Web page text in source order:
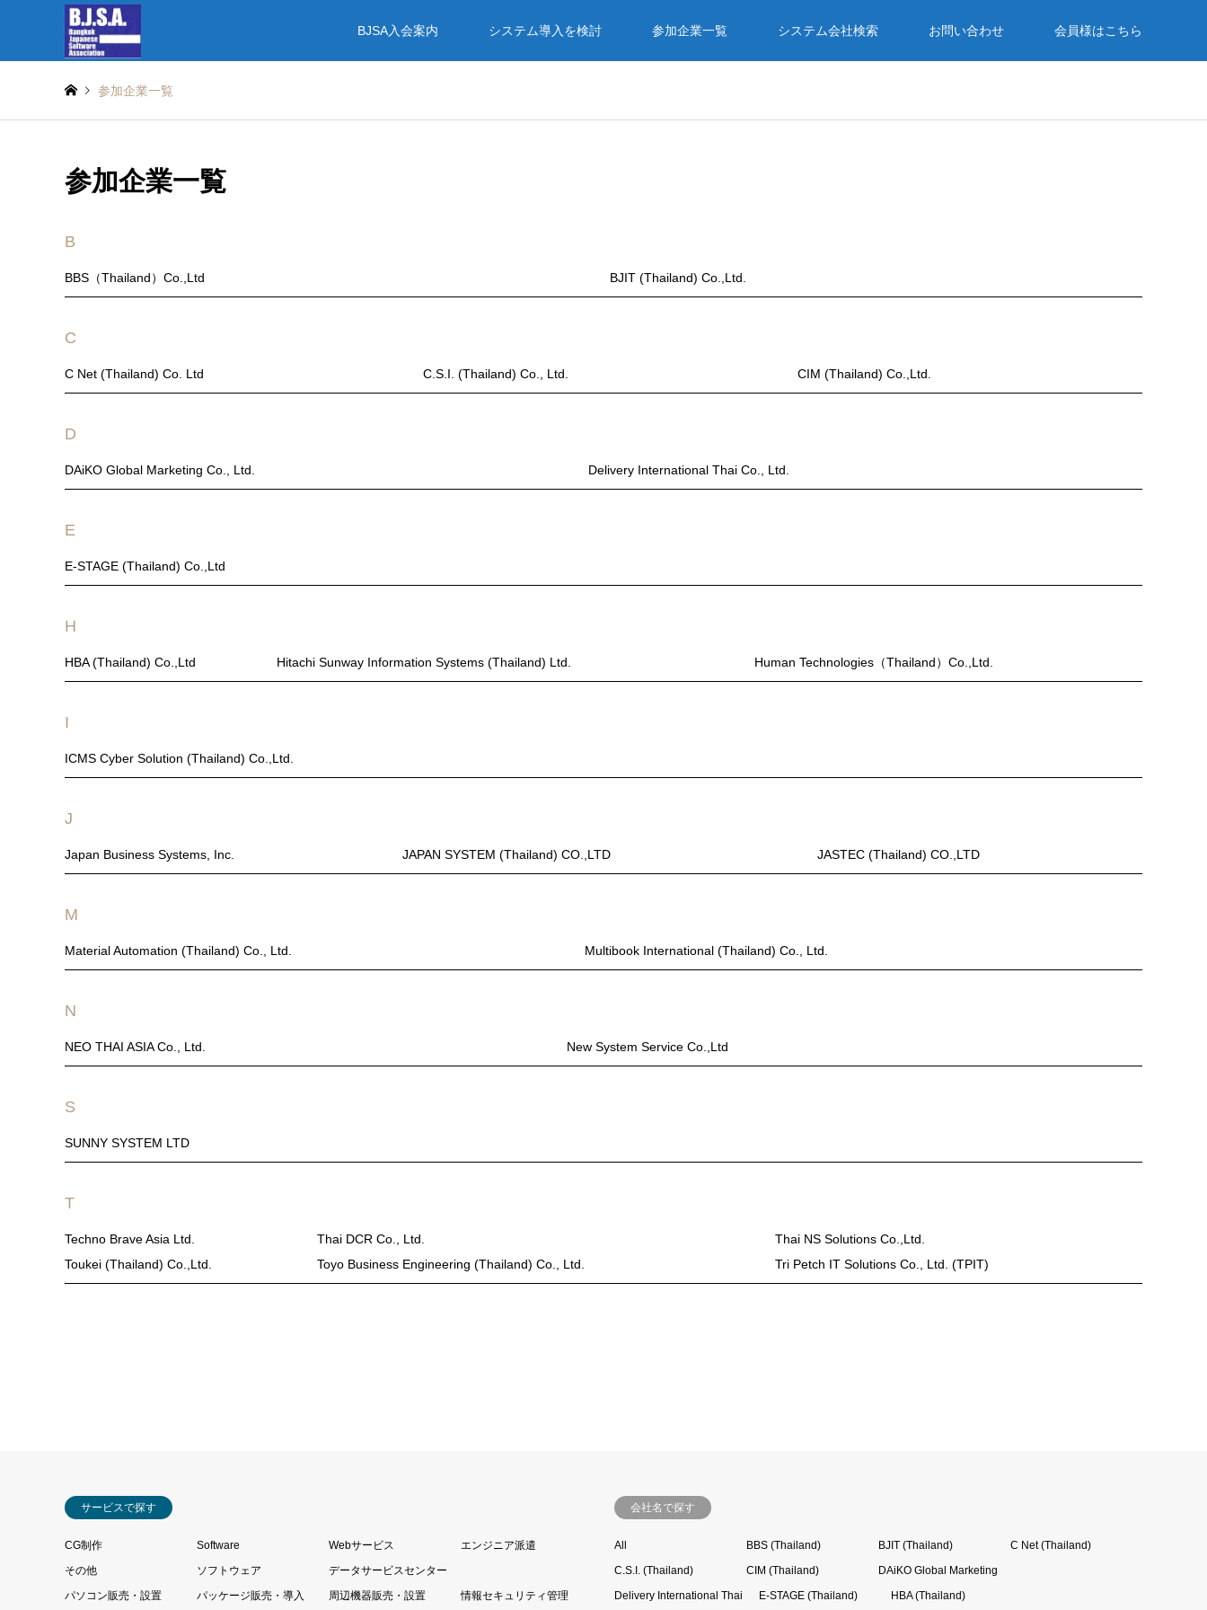
BJSA入会案内 システム導入を検討 参加企業一覧 システム会社検索 お問い合わせ 会員様はこちら
参加企業一覧
参加企業一覧
B
BBS（Thailand）Co.,Ltd BJIT (Thailand) Co.,Ltd.
C
C Net (Thailand) Co. Ltd C.S.I. (Thailand) Co., Ltd. CIM (Thailand) Co.,Ltd.
D
DAiKO Global Marketing Co., Ltd. Delivery International Thai Co., Ltd.
E
E-STAGE (Thailand) Co.,Ltd
H
HBA (Thailand) Co.,Ltd Hitachi Sunway Information Systems (Thailand) Ltd. Human Technologies（Thailand）Co.,Ltd.
I
ICMS Cyber Solution (Thailand) Co.,Ltd.
J
Japan Business Systems, Inc. JAPAN SYSTEM (Thailand) CO.,LTD JASTEC (Thailand) CO.,LTD
M
Material Automation (Thailand) Co., Ltd. Multibook International (Thailand) Co., Ltd.
N
NEO THAI ASIA Co., Ltd. New System Service Co.,Ltd
S
SUNNY SYSTEM LTD
T
Techno Brave Asia Ltd. Thai DCR Co., Ltd.
Thai NS Solutions Co.,Ltd.
Toukei (Thailand) Co.,Ltd.
Toyo Business Engineering (Thailand) Co., Ltd. Tri Petch IT Solutions Co., Ltd. (TPIT)
サービスで探す
CG制作 Software Webサービス
エンジニア派遣
その他
ソフトウェア
データサービスセンター
パソコン販売・設置
パッケージ販売・導入 周辺機器販売・設置 情報セキュリティ管理
会社名で探す
All BBS (Thailand) BJIT (Thailand)
C Net (Thailand)
C.S.I. (Thailand)
CIM (Thailand)
DAiKO Global Marketing
Delivery International Thai
E-STAGE (Thailand) HBA (Thailand)